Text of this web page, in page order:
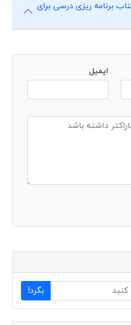
برنامه ریزی درسی برای
ایمیل
بگرد!